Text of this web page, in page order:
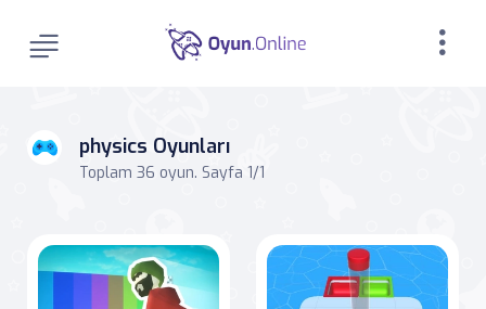
physics Oyunları
Toplam 36 oyun. Sayfa 1/1